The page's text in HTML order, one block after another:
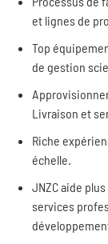
et lignes de
Top
de gestion
Livraison et
Riche
échelle.
JNZC aide
services